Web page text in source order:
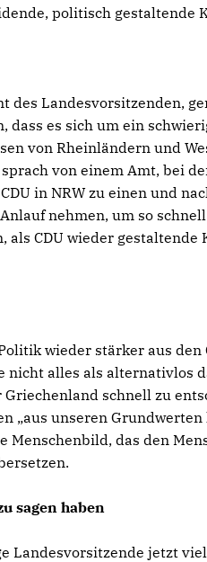
politisch gestaltende
des Landesvorsitzenden,
dass es sich um ein
von Rheinländern und
von einem Amt, bei
in NRW zu einen und
nehmen, um so
CDU wieder
wieder stärker aus
nicht alles als alternativlos
schnell zu
„aus unseren
Menschenbild, das den
sagen haben
Landesvorsitzende jetzt